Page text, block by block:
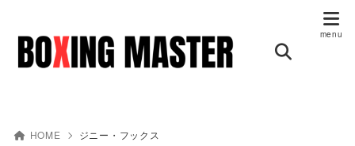
HOME ジニー・フックス